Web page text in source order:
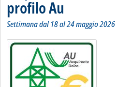
profilo Au
Settimana dal 18 al 24 maggio 2026